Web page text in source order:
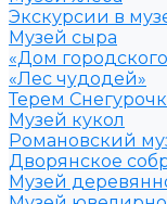
Экскурсии в
Музей сыра
«Дом
«Лес чудодей»
Терем
Музей кукол
Романовский
Дворянское
Музей